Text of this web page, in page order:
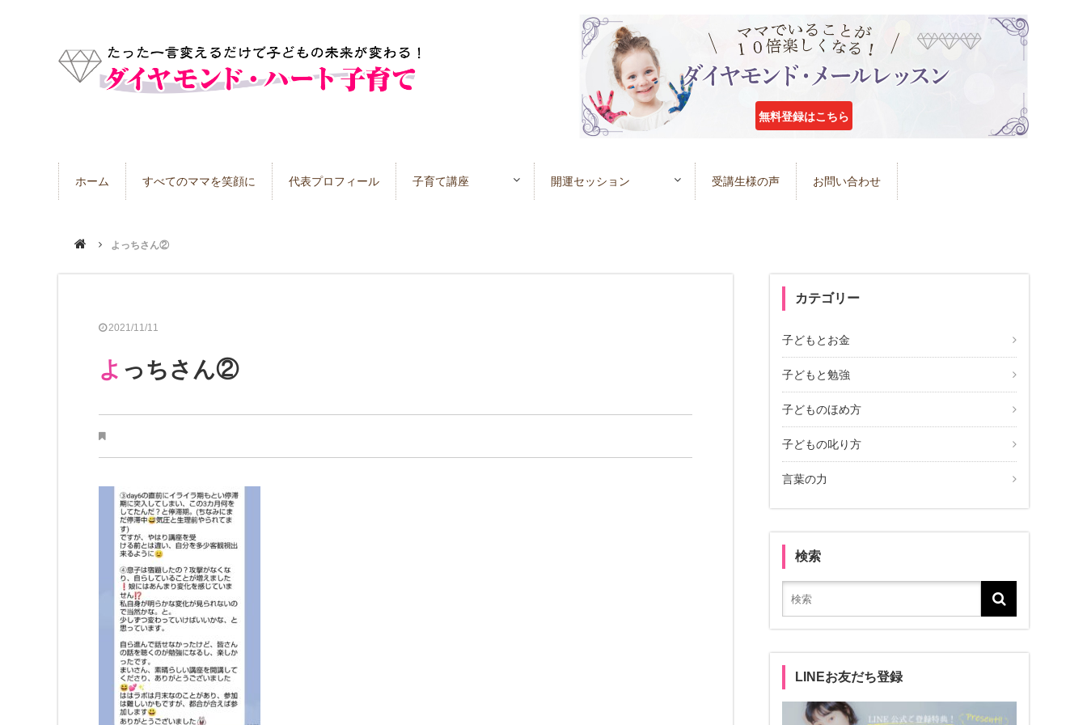
無料登録はこちら
ホーム すべてのママを笑顔に 代表プロフィール 子育て講座 開運セッション 受講生様の声 お問い合わせ
よっちさん②
2021/11/11
よっちさん②
カテゴリー
子どもとお金
子どもと勉強
子どものほめ方
子どもの叱り方
言葉の力
検索
LINEお友だち登録